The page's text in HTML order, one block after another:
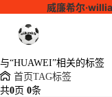
威廉希尔
与“HUAWEI”相关的标签
首页TAG标签
共0页 0条